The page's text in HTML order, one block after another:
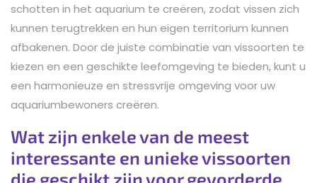
schotten in het aquarium te creëren, zodat vissen zich
kunnen terugtrekken en hun eigen territorium kunnen
afbakenen. Door de juiste combinatie van vissoorten te
kiezen en een geschikte leefomgeving te bieden, kunt u
een harmonieuze en stressvrije omgeving voor uw
aquariumbewoners creëren.
Wat zijn enkele van de meest
interessante en unieke vissoorten
die geschikt zijn voor gevorderde